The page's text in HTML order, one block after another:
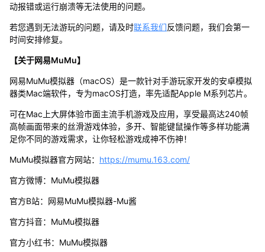
动报错或运行崩溃等无法使用的问题。
若您遇到无法游玩的问题，请及时联系我们反馈问题，我们会第一
时间安排修复。
【关于网易MuMu】
网易MuMu模拟器（macOS）是一款针对手游玩家开发的安卓模拟
器类Mac端软件，专为macOS打造，率先适配Apple M系列芯片。
可在Mac上大屏体验市面主流手机游戏及应用，享受最高达240帧
高帧画面带来的丝滑游戏体验，多开、智能键鼠操作等多样功能满
足你不同的游戏需求，让你轻松游戏成神不伤神！
MuMu模拟器官方网站： https://mumu.163.com/
官方微博：MuMu模拟器
官方B站：网易MuMu模拟器-Mu酱
官方抖音：MuMu模拟器
官方小红书：MuMu模拟器